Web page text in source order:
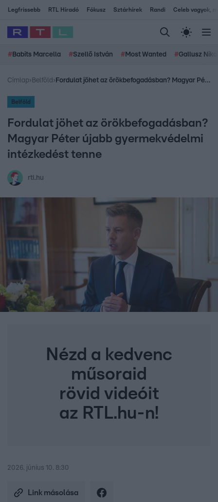
Legfrissebb RTL Híradó Fókusz Sztárhírek Randi Celeb vagyok,
# Babits Marcella #Szellő István # Most Wanted #Gallusz
Címlap› Belföld › Fordulat jöhet az örökbefogadásban? Magyar Péter újabb gyermekvédelmi intézkedést tenne
Belföld
Fordulat jöhet az örökbefogadásban?
Magyar Péter újabb gyermekvédelmi
intézkedést tenne
rtl.hu
Nézd a kedvenc
műsoraid
rövid videóit
az RTL.hu-n!
2026. június 10. 8:30
Link másolása